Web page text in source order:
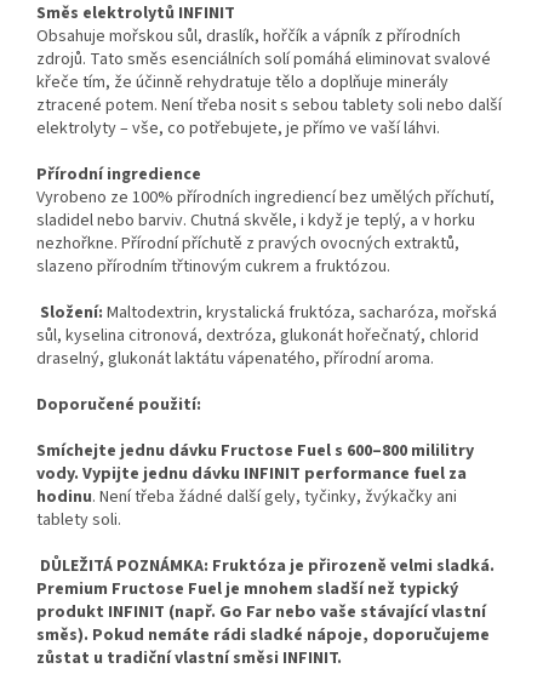
Směs elektrolytů INFINIT
Obsahuje mořskou sůl, draslík, hořčík a vápník z přírodních
zdrojů. Tato směs esenciálních solí pomáhá eliminovat svalové
křeče tím, že účinně rehydratuje tělo a doplňuje minerály
ztracené potem. Není třeba nosit s sebou tablety soli nebo další
elektrolyty – vše, co potřebujete, je přímo ve vaší láhvi.
Přírodní ingredience
Vyrobeno ze 100% přírodních ingrediencí bez umělých příchutí,
sladidel nebo barviv. Chutná skvěle, i když je teplý, a v horku
nezhořkne. Přírodní příchutě z pravých ovocných extraktů,
slazeno přírodním třtinovým cukrem a fruktózou.
Složení: Maltodextrin, krystalická fruktóza, sacharóza, mořská
sůl, kyselina citronová, dextróza, glukonát hořečnatý, chlorid
draselný, glukonát laktátu vápenatého, přírodní aroma.
Doporučené použití:
Smíchejte jednu dávku Fructose Fuel s 600–800 mililitry
vody. Vypijte jednu dávku INFINIT performance fuel za
hodinu. Není třeba žádné další gely, tyčinky, žvýkačky ani
tablety soli.
DŮLEŽITÁ POZNÁMKA: Fruktóza je přirozeně velmi sladká.
Premium Fructose Fuel je mnohem sladší než typický
produkt INFINIT (např. Go Far nebo vaše stávající vlastní
směs). Pokud nemáte rádi sladké nápoje, doporučujeme
zůstat u tradiční vlastní směsi INFINIT.
Powered by chaterimo